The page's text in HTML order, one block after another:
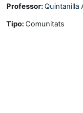
Professor:Quintanilla
Tipo: Comunitats